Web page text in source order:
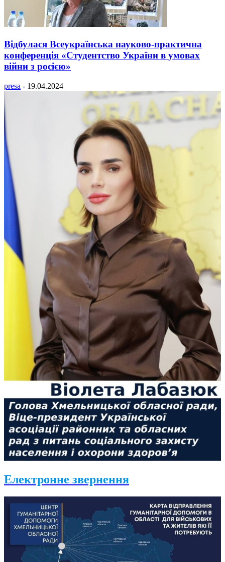
Відбулася Всеукраїнська науково-практична
конференція «Студентство України в умовах
війни з росією»
presa - 19.04.2024
Електронне звернення